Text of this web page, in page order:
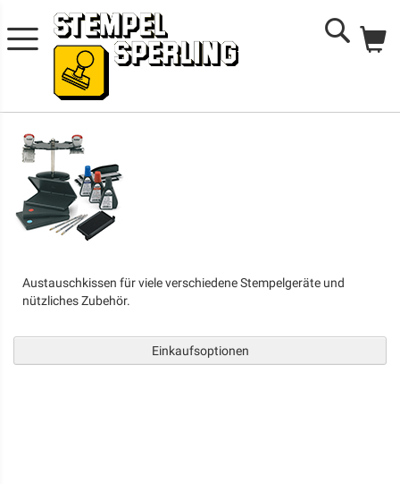
Search
Austauschkissen für viele verschiedene Stempelgeräte und
nützliches Zubehör.
Einkaufsoptionen